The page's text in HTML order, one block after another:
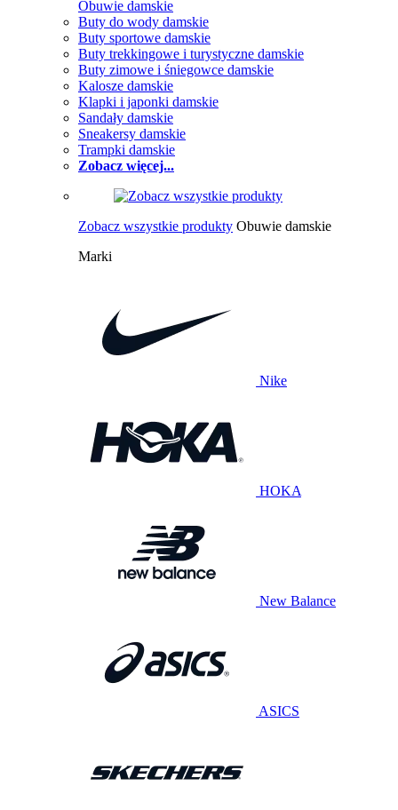
Obuwie damskie
Buty do wody damskie
Buty sportowe damskie
Buty trekkingowe i turystyczne damskie
Buty zimowe i śniegowce damskie
Kalosze damskie
Klapki i japonki damskie
Sandały damskie
Sneakersy damskie
Trampki damskie
Zobacz więcej...
Zobacz wszystkie produkty Obuwie damskie
Marki
Nike
HOKA
New Balance
ASICS